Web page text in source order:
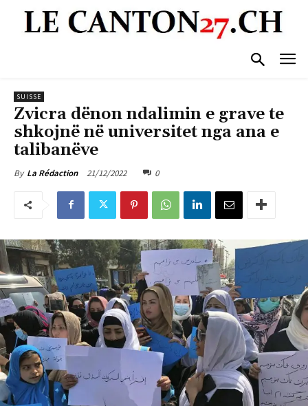
SUISSE
Zvicra dënon ndalimin e grave te
shkojnë në universitet nga ana e
talibanëve
By La Rédaction 21/12/2022 0